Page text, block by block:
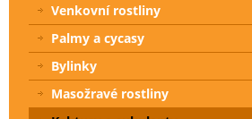
Venkovní rostliny
Palmy a cycasy
Bylinky
Masožravé rostliny